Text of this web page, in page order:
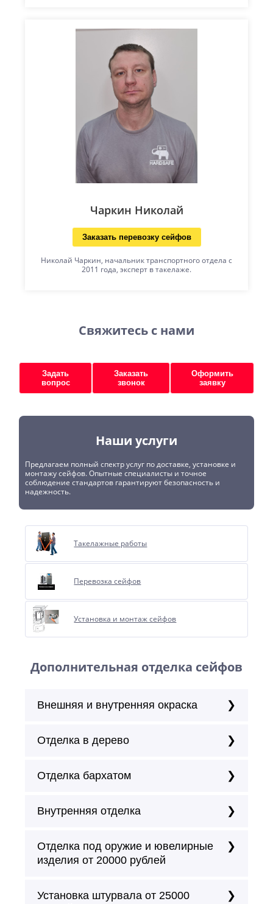
Чаркин Николай
Заказать перевозку сейфов
Николай Чаркин, начальник транспортного отдела с
2011 года, эксперт в такелаже.
Свяжитесь с нами
Задать
вопрос
Заказать
звонок
Оформить
заявку
Наши услуги
Предлагаем полный спектр услуг по доставке, установке и
монтажу сейфов. Опытные специалисты и точное
соблюдение стандартов гарантируют безопасность и
надежность.
Такелажные работы
Перевозка сейфов
Установка и монтаж сейфов
Дополнительная отделка сейфов
Внешняя и внутренняя окраска
Отделка в дерево
Отделка бархатом
Внутренняя отделка
Отделка под оружие и ювелирные
изделия от 20000 рублей
Установка штурвала от 25000